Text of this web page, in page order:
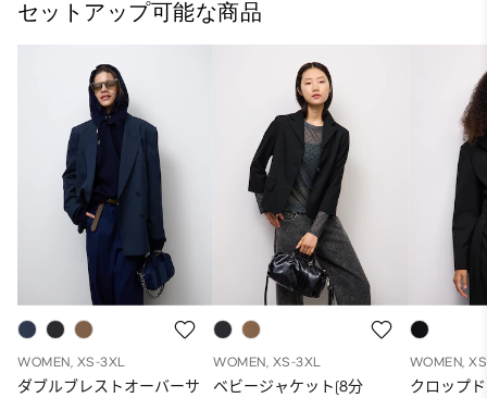
セットアップ可能な商品
WOMEN, XS-3XL
ダブルブレストオーバーサ
WOMEN, XS-3XL
ベビージャケット(8分
WOMEN,
クロップ